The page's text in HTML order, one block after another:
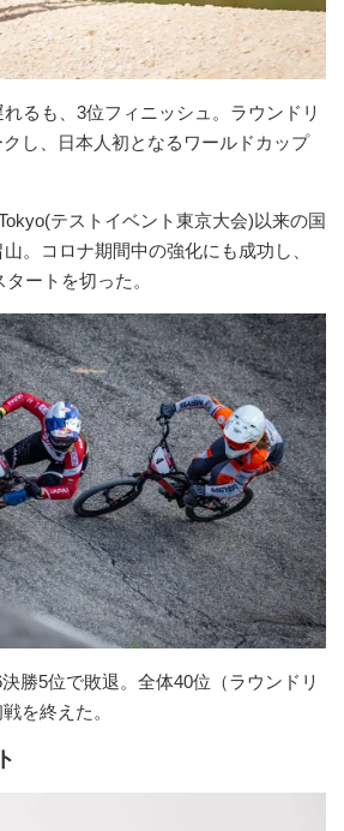
るも、3位フィニッシュ。ラウンドリ
し、日本人初となるワールドカップ
テストイベント東京大会)以来の国
。コロナ期間中の強化にも成功し、
ートを切った。
勝5位で敗退。全体40位（ラウンドリ
を終えた。